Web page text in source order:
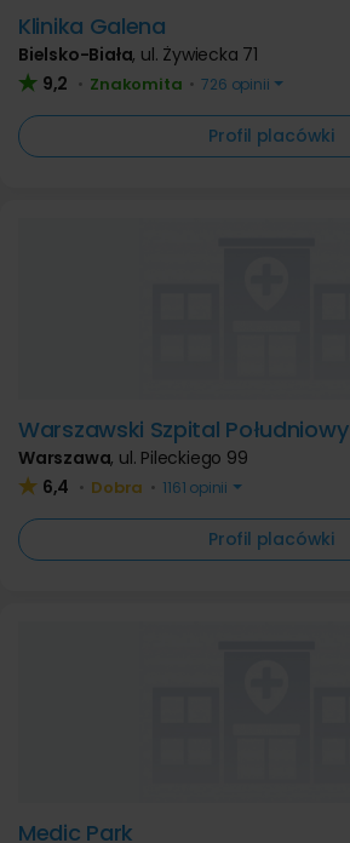
Klinika Galena
Bielsko-Biała, ul. Żywiecka 71
9,2 • Znakomita • 726 opinii
Profil placówki
Warszawski Szpital Południowy
Warszawa, ul. Pileckiego 99
6,4 • Dobra • 1161 opinii
Profil placówki
Medic Park